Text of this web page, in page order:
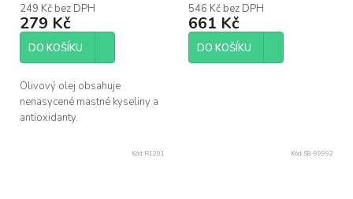
249 Kč bez DPH
279 Kč
DO KOŠÍKU
Olivový olej obsahuje
nenasycené mastné kyseliny a
antioxidanty.
546 Kč bez DPH
661 Kč
DO KOŠÍKU
Kód: R1201 Kód: SB-99992